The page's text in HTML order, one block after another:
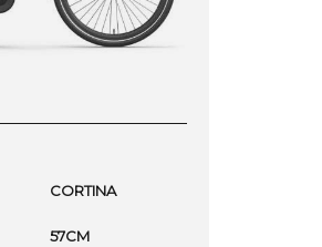
CORTINA
57CM